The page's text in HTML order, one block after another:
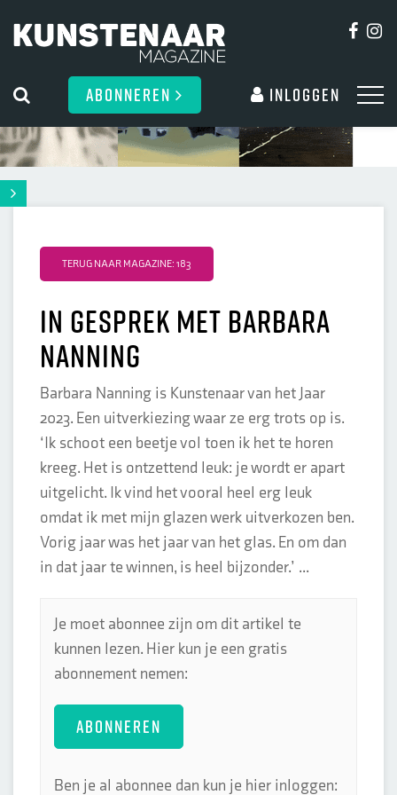
ABONNEREN Inloggen
TERUG NAAR MAGAZINE: 183
In gesprek met Barbara
Nanning
Barbara Nanning is Kunstenaar van het Jaar
2023. Een uitverkiezing waar ze erg trots op is.
‘Ik schoot een beetje vol toen ik het te horen
kreeg. Het is ontzettend leuk: je wordt er apart
uitgelicht. Ik vind het vooral heel erg leuk
omdat ik met mijn glazen werk uitverkozen ben.
Vorig jaar was het jaar van het glas. En om dan
in dat jaar te winnen, is heel bijzonder.’ ...
Je moet abonnee zijn om dit artikel te
kunnen lezen. Hier kun je een gratis
abonnement nemen:
ABONNEREN
Ben je al abonnee dan kun je hier inloggen: